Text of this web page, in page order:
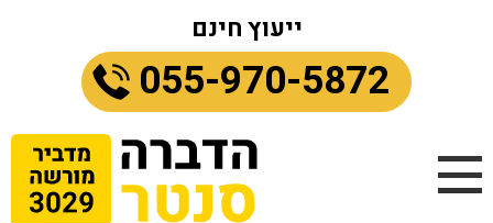
ייעוץ חינם
055-970-5872